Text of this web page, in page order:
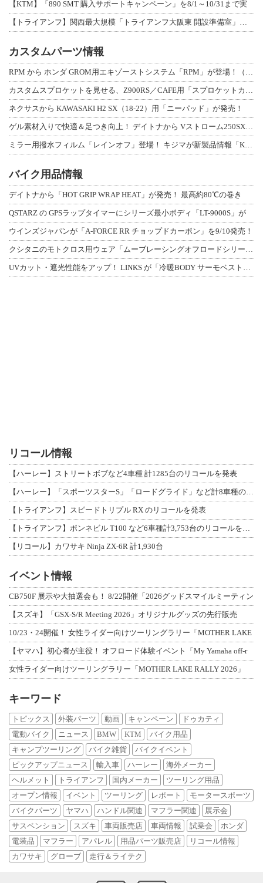
【KTM】「890 SMT 購入サポートキャンペーン」を8/1～10/31まで実
カスタムパーツ情報
ネクサスから KAWASAKI H2 SX（18-22）用「ニーパッド」が発売！
バイク用品情報
デイトナから「HOT GRIP WRAP HEAT」が発売！ 最高約80℃の巻き
QSTARZ の GPSラップタイマーにシリーズ最小ボディ「LT-9000S」が
ウインズジャパンが「A-FORCE RR チョップドカーボン」を9/10発売！
リコール情報
【ハーレー】ストリートボブなど4車種 計1285台のリコールを発表
【トライアンフ】スピードトリプル RX のリコールを発表
【リコール】カワサキ Ninja ZX-6R 計1,930台
イベント情報
CB750F 展示や大抽選会も！ 8/22開催「2026グッドスマイルミーティン
【スズキ】「GSX-S/R Meeting 2026」オリジナルグッズの先行販売
10/23・24開催！ 女性ライダー向けツーリングラリー「MOTHER LAKE
【ヤマハ】初心者が主役！ オフロード体験イベント「My Yamaha off-r
女性ライダー向けツーリングラリー「MOTHER LAKE RALLY 2026」
キーワード
トピックス 外装パーツ 動画 キャンペーン
ドゥカティ
電動バイク
ニュース BMW KTM
バイク用品
キャンプツーリング
バイク雑貨
バイクイベント
ピックアップニュース
輸入車 ハーレー
海外メーカー
ヘルメット
トライアンフ 国内メーカー
ツーリング用品
オープン情報
イベント ツーリング レポート
モータースポーツ
バイクパーツ
ヤマハ ハンドル関連 マフラー関連
展示会
サスペンション
スズキ 車両販売店 車両情報 試乗会
ホンダ
電装品
マフラー アパレル 用品パーツ販売店
リコール情報
カワサキ
グローブ 走行＆ライテク